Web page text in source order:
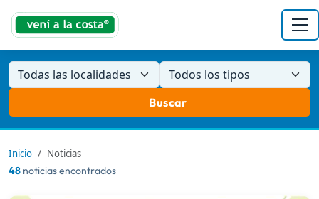
Todas las localidades Todos los tipos
Buscar
Inicio
Noticias
48 noticias encontrados